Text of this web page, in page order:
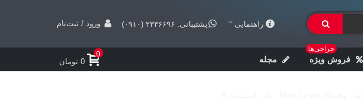
راهنمایی پشتیبانی: ۲۳۳۶۶۹۶ (۰۹۱۰) ورود / ثبت‌نام
فروش ویژه
حراجی‌ها
مجله
0
0 تومان